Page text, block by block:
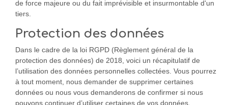
de force majeure ou du fait imprévisible et insurmontable d'un
tiers.
Protection des données
Dans le cadre de la loi RGPD (Règlement général de la
protection des données) de 2018, voici un récapitulatif de
l’utilisation des données personnelles collectées. Vous pourrez
à tout moment, nous demander de supprimer certaines
données ou nous vous demanderons de confirmer si nous
pouvons continuer d’utiliser certaines de vos données.